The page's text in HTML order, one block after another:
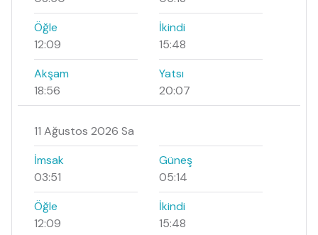
Öğle
12:09
İkindi
15:48
Akşam
18:56
Yatsı
20:07
11 Ağustos 2026 Sa
İmsak
03:51
Güneş
05:14
Öğle
12:09
İkindi
15:48